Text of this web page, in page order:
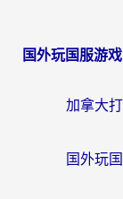
国外玩国服游戏